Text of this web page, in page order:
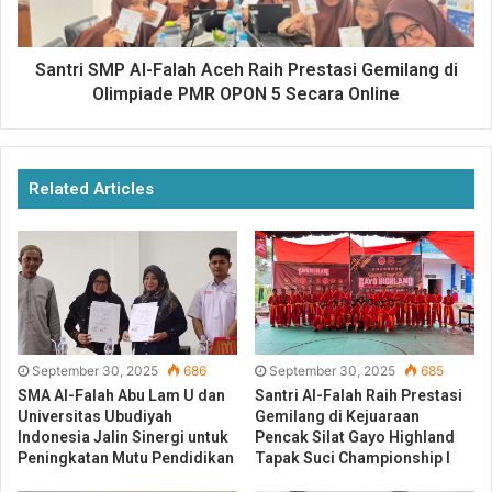
lebih jauh, membuka lembaran baru setelah melewati
masa-masa panjang di pesantren.
Semoga langkah kalian di hari-hari mendatang tidak hanya
mengantarkan pada kelulusan, tetapi juga pada
pemahaman yang lebih mendalam tentang ilmu dan
kehidupan.
Share this:
C
l
i
c
k
t
o
s
h
C
l
i
c
k
t
o
s
h
Like this:
Loading...
Santri SMP Al-Falah Aceh Raih Prestasi Gemilang di
Olimpiade PMR OPON 5 Secara Online
Related Articles
September 30, 2025 686
SMA Al-Falah Abu Lam U dan
Universitas Ubudiyah
Indonesia Jalin Sinergi untuk
Peningkatan Mutu Pendidikan
September 30, 2025 685
Santri Al-Falah Raih Prestasi
Gemilang di Kejuaraan
Pencak Silat Gayo Highland
Tapak Suci Championship I